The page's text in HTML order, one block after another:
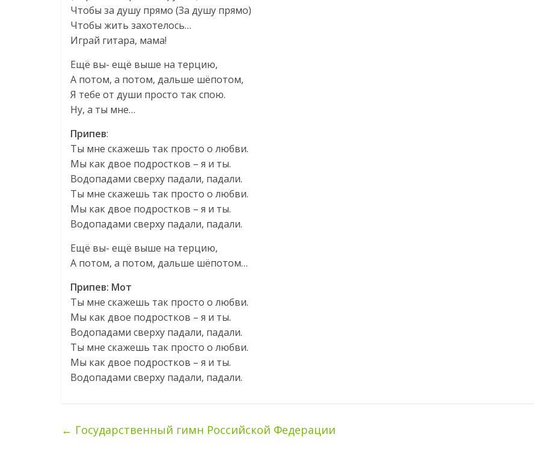
Чтобы за душу прямо (За душу прямо)
Чтобы жить захотелось…
Играй гитара, мама!
Ещё вы- ещё выше на терцию,
А потом, а потом, дальше шёпотом,
Я тебе от души просто так спою.
Ну, а ты мне…
Припев:
Ты мне скажешь так просто о любви.
Мы как двое подростков – я и ты.
Водопадами сверху падали, падали.
Ты мне скажешь так просто о любви.
Мы как двое подростков – я и ты.
Водопадами сверху падали, падали.
Ещё вы- ещё выше на терцию,
А потом, а потом, дальше шёпотом…
Припев: Мот
Ты мне скажешь так просто о любви.
Мы как двое подростков – я и ты.
Водопадами сверху падали, падали.
Ты мне скажешь так просто о любви.
Мы как двое подростков – я и ты.
Водопадами сверху падали, падали.
← Государственный гимн Российской Федерации